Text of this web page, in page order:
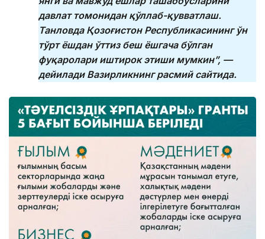
давлат томонидан қўллаб-қувватлаш.
Танловда Қозоғистон Республикасининг ўн
тўрт ёшдан ўттиз беш ёшгача бўлган
фуқаролари иштирок этиши мумкин”, —
дейилади Вазирликнинг расмий сайтида.